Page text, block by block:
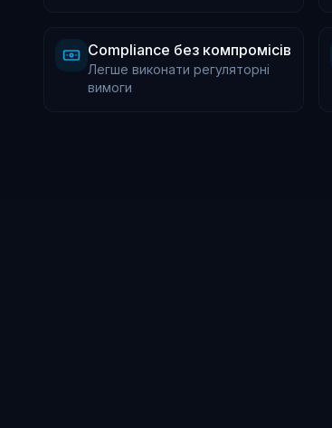
Compliance без компромісів
Легше виконати регуляторні
вимоги